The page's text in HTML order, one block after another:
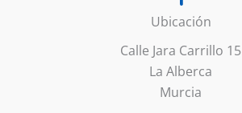
Ubicación
Calle Jara Carrillo 15
La Alberca
Murcia